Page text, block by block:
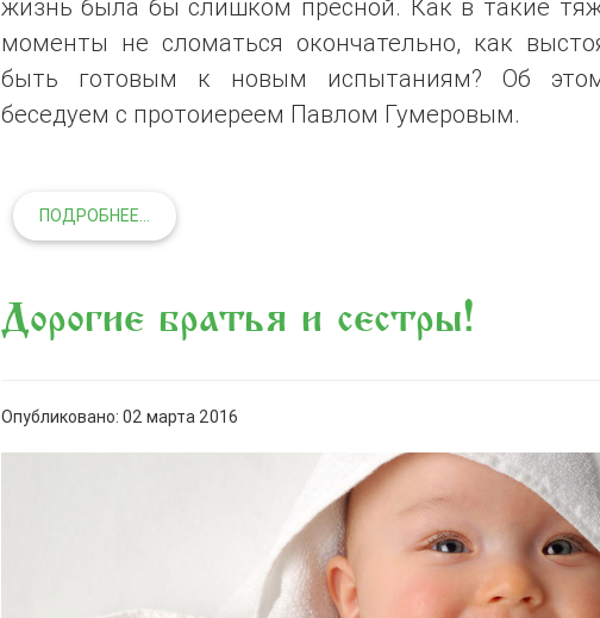
жизнь была бы слишком пресной. Как в такие
моменты не сломаться окончательно, как
быть готовым к новым испытаниям? Об
беседуем с протоиереем Павлом Гумеровым.
ПОДРОБНЕЕ...
Дорогие братья и сестры!
Опубликовано: 02 марта 2016